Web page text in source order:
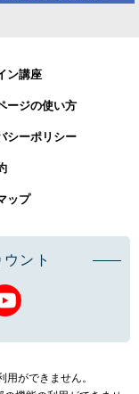
ン講座
ージの使い方
シーポリシー
ップ
ント
ができません。